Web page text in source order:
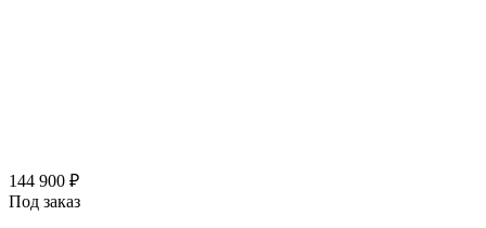
144 900 ₽
Под заказ